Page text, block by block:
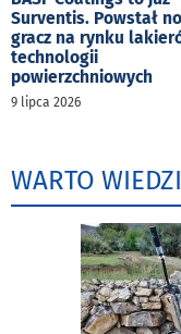
Surventis. Powstał
gracz na rynku
technologii
powierzchniowych
9 lipca 2026
WARTO